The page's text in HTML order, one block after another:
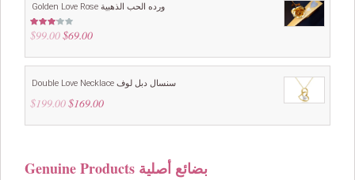
Golden Love Rose ورده الحب الذهبية
Rated
3.00
5
$99.00 Original
was:
$69.00Current
is:
Double Love Necklace سنسال دبل لوف
$199.00 Original
was:
$169.00Current
is:
Genuine Products بضائع أصلية